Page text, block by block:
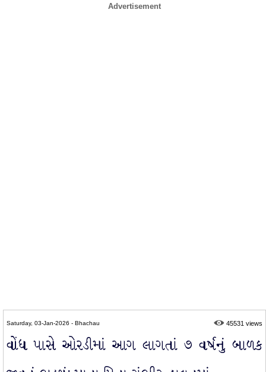
Advertisement
Saturday, 03-Jan-2026 - Bhachau 45531 views
વોંધ પાસે ઓરડીમાં આગ લાગતાં ૭ વર્ષનું બાળક